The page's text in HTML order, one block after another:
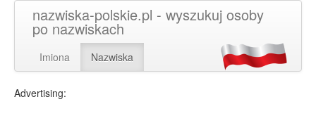
nazwiska-polskie.pl - wyszukuj osoby
po nazwiskach
Imiona Nazwiska
Advertising: